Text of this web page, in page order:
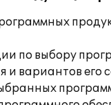
по выбору
и вариантов его